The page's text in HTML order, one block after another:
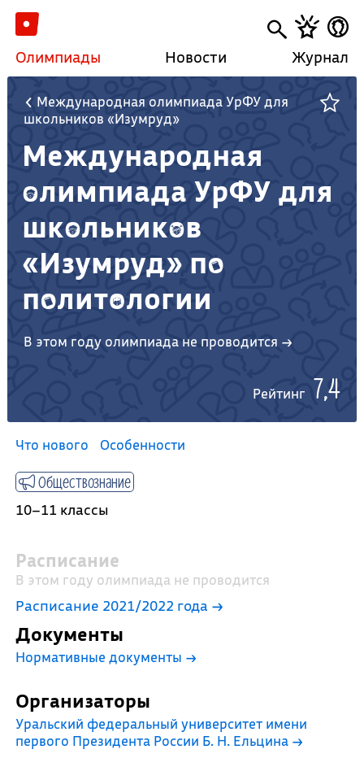
Олимпиады Новости Журнал
Международная олимпиада УрФУ для
школьников «Изумруд»
Международная
олимпиада УрФУ для
школьников
«Изумруд» по
политологии
В этом году олимпиада не проводится →
Рейтинг 7,4
Что нового Особенности
Обществознание
10–11 классы
Расписание
В этом году олимпиада не проводится
Расписание 2021/2022 года →
Документы
Нормативные документы →
Организаторы
Уральский федеральный университет имени
первого Президента России Б. Н. Ельцина →